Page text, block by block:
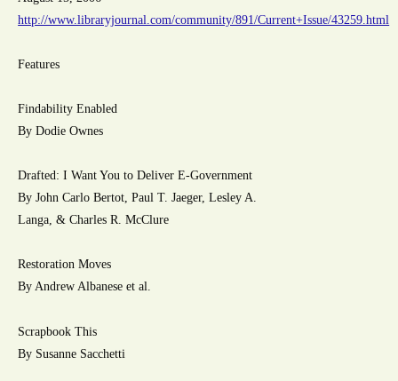
http://www.libraryjournal.com/community/891/Current+Issue/43259.html
Features
Findability Enabled
By Dodie Ownes
Drafted: I Want You to Deliver E-Government
By John Carlo Bertot, Paul T. Jaeger, Lesley A.
Langa, & Charles R. McClure
Restoration Moves
By Andrew Albanese et al.
Scrapbook This
By Susanne Sacchetti